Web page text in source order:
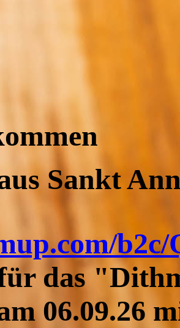
Sankt
das
06.09.26